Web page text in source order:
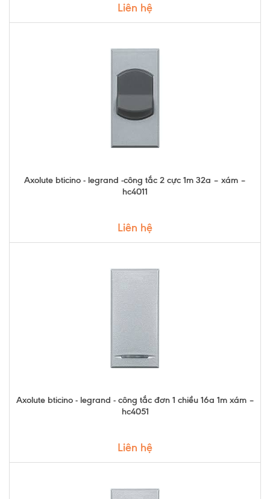
Liên hệ
Axolute bticino - legrand -công tắc 2 cực 1m 32a – xám –
hc4011
Liên hệ
Axolute bticino - legrand - công tắc đơn 1 chiều 16a 1m xám –
hc4051
Liên hệ